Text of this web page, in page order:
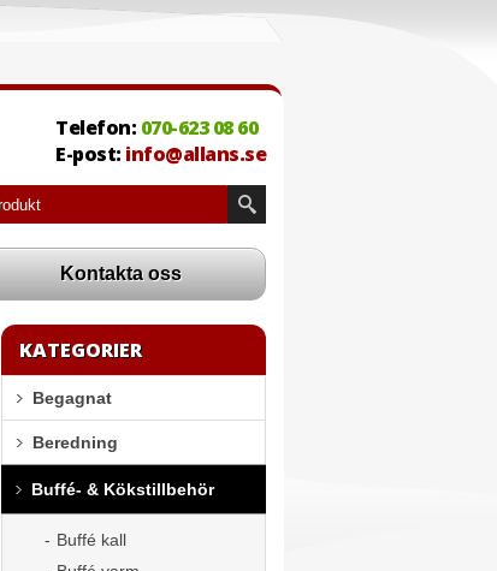
Telefon: 070-623 08 60
E-post: info@allans.se
Kontakta oss
KATEGORIER
Begagnat
Beredning
Buffé- & Kökstillbehör
Buffé kall